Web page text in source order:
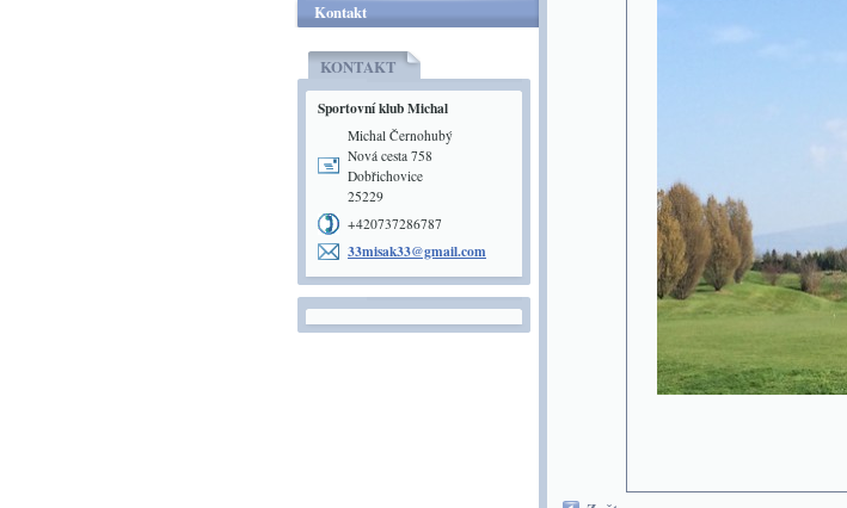
Kontakt
KONTAKT
Sportovní klub Michal
Michal Černohubý
Nová cesta 758
Dobřichovice
25229
+420737286787
33misak33@gmail.com